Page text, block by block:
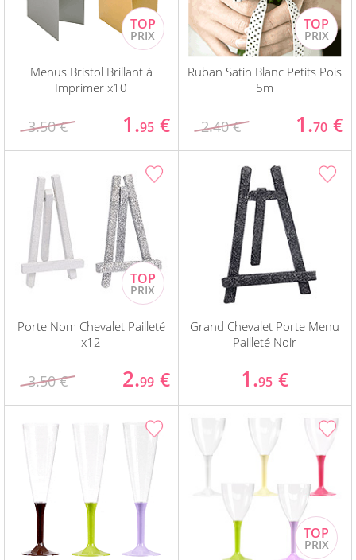
Menus Bristol Brillant à
Imprimer x10
3.50 € 1.95 €
Ruban Satin Blanc Petits Pois
5m
2.40 € 1.70 €
Porte Nom Chevalet Pailleté
x12
3.50 € 2.99 €
Grand Chevalet Porte Menu
Pailleté Noir
1.95 €